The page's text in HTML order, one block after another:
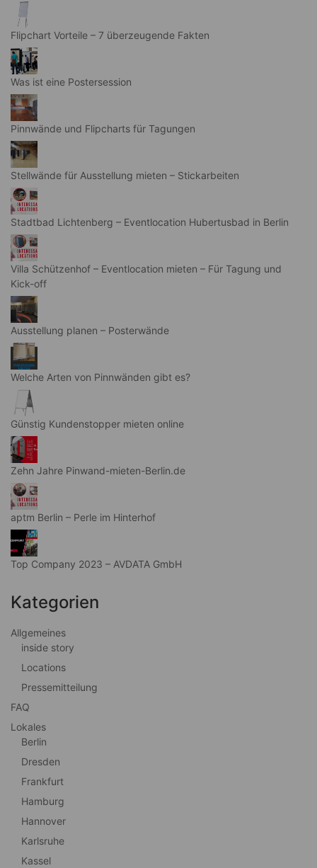
Flipchart Vorteile – 7 überzeugende Fakten
Was ist eine Postersession
Pinnwände und Flipcharts für Tagungen
Stellwände für Ausstellung mieten – Stickarbeiten
Stadtbad Lichtenberg – Eventlocation Hubertusbad in Berlin
Villa Schützenhof – Eventlocation mieten – Für Tagung und
Kick-off
Ausstellung planen – Posterwände
Welche Arten von Pinnwänden gibt es?
Günstig Kundenstopper mieten online
Zehn Jahre Pinwand-mieten-Berlin.de
aptm Berlin – Perle im Hinterhof
Top Company 2023 – AVDATA GmbH
Kategorien
Allgemeines
inside story
Locations
Pressemitteilung
FAQ
Lokales
Berlin
Dresden
Frankfurt
Hamburg
Hannover
Karlsruhe
Kassel